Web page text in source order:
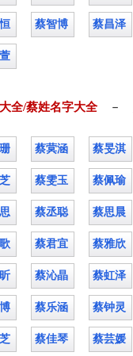
蔡智博 蔡昌泽
全/蔡姓名字大全－
蔡蓂涵 蔡旻淇
蔡雯玉 蔡佩瑜
蔡丞聪 蔡思晨
蔡君宜 蔡雅欣
蔡沁晶 蔡虹泽
蔡乐涵 蔡钟灵
蔡佳琴 蔡芸媛